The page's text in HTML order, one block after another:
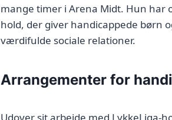
mange timer i Arena Midt. Hun har
hold, der giver handicappede børn
værdifulde sociale relationer.
Arrangementer for
Udover sit arbejde med LykkeLiga-